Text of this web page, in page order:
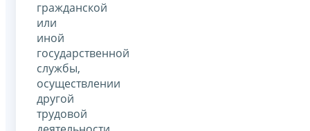
гражданской
или
иной
государственной
службы,
осуществлении
другой
трудовой